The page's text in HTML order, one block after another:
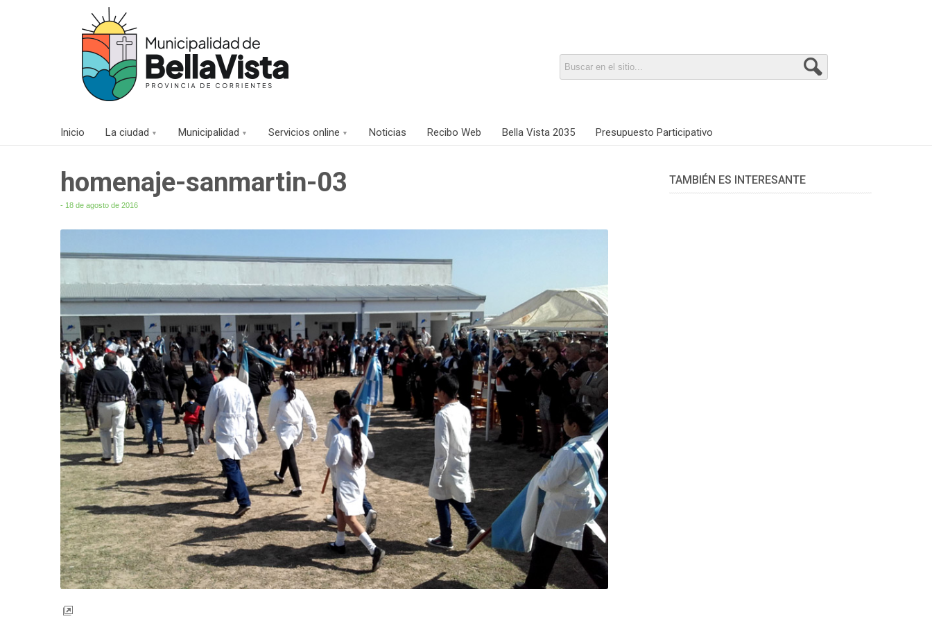
Inicio La ciudad Municipalidad Servicios online Noticias Recibo Web Bella Vista 2035 Presupuesto Participativo
homenaje-sanmartin-03
- 18 de agosto de 2016
TAMBIÉN ES INTERESANTE